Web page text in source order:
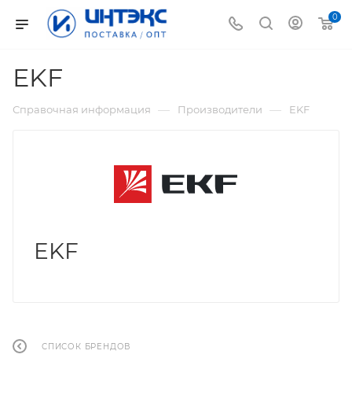
0
EKF
Справочная информация — Производители — EKF
EKF
СПИСОК БРЕНДОВ